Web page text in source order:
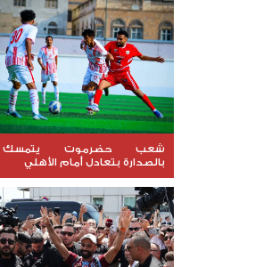
شعب حضرموت يتمسك
بالصدارة بتعادل أمام الأهلي